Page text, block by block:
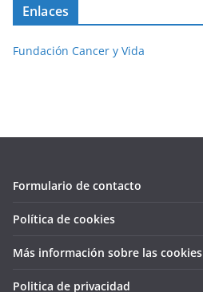
Enlaces
Fundación Cancer y Vida
Formulario de contacto
Política de cookies
Más información sobre las cookies
Politica de privacidad